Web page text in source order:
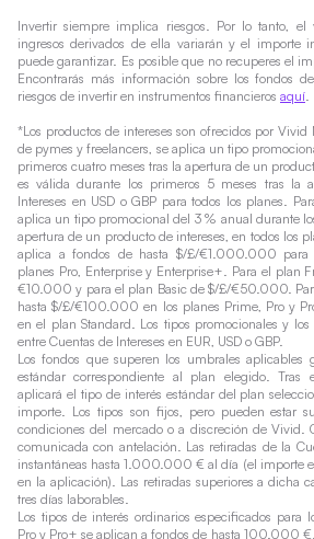
Invertir siempre implica riesgos. Por lo tanto,
ingresos derivados de ella variarán y el importe
puede garantizar. Es posible que no recuperes el
Encontrarás más información sobre los fondos
riesgos de invertir en instrumentos financieros aquí.
*Los productos de intereses son ofrecidos por Vivid
de pymes y freelancers, se aplica un tipo
primeros cuatro meses tras la apertura de un
es válida durante los primeros 5 meses tras la
Intereses en USD o GBP para todos los planes.
aplica un tipo promocional del 3 % anual durante
apertura de un producto de intereses, en todos los
aplica a fondos de hasta $/£/€1.000.000 para
planes Pro, Enterprise y Enterprise+. Para el plan
€10.000 y para el plan Basic de $/£/€50.000.
hasta $/£/€100.000 en los planes Prime, Pro y
en el plan Standard. Los tipos promocionales y
entre Cuentas de Intereses en EUR, USD o GBP.
Los fondos que superen los umbrales aplicables
estándar correspondiente al plan elegido. Tras
aplicará el tipo de interés estándar del plan
importe. Los tipos son fijos, pero pueden estar
condiciones del mercado o a discreción de Vivid.
comunicada con antelación. Las retiradas de la
instantáneas hasta 1.000.000 € al día (el importe
en la aplicación). Las retiradas superiores a dicha
tres días laborables.
Los tipos de interés ordinarios especificados para
Pro y Pro+ se aplican a fondos de hasta 100.000